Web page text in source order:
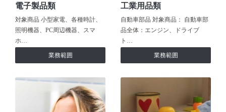
電子製品類
対象商品 小型家電、各種時計、
照明機器、PC周辺機器、スマ
ホ…
業務範囲
工業用品類
自動車部品 対象商品： 自動車部
品全体：エンジン、ドライブ
ト…
業務範囲